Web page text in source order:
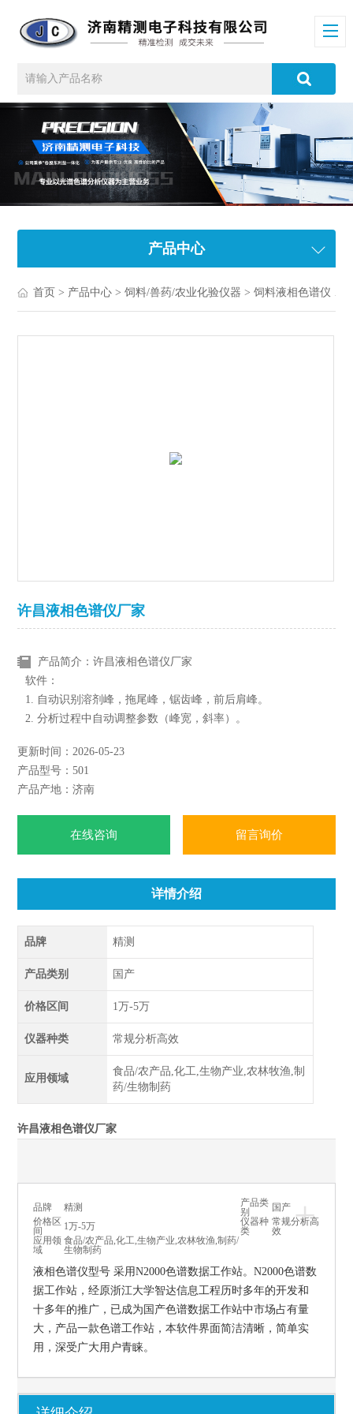
产品中心
首页 > 产品中心 >饲料/兽药/农业化验仪器 >饲料液相色谱仪
许昌液相色谱仪厂家
产品简介：许昌液相色谱仪厂家
软件：
1. 自动识别溶剂峰，拖尾峰，锯齿峰，前后肩峰。
2. 分析过程中自动调整参数（峰宽，斜率）。
4. *的手动积分功能，加减峰，峰基线调整，切割方式调整。
5. 积分灵敏度1微伏•秒，zui小分辨率0.1微伏，zui小峰宽0.1
秒。
更新时间：2026-05-23
产品型号：501
产品产地：济南
在线咨询 留言询价
详情介绍
品牌 精测
产品类别 国产
价格区间 1万-5万
仪器种类 常规分析高效
应用领域
食品/农产品,化工,生物产业,农林牧渔,制
药/生物制药
许昌液相色谱仪厂家
+
品牌 精测
产品类
别
国产
价格区
间
1万-5万
仪器种
类
常规分析高
效
应用领
域
食品/农产品,化工,生物产业,农林牧渔,制药/
生物制药
液相色谱仪型号 采用N2000色谱数据工作站。N2000色谱数
据工作站，经原浙江大学智达信息工程历时多年的开发和
十多年的推广，已成为国产色谱数据工作站中市场占有量
大，产品一款色谱工作站，本软件界面简洁清晰，简单实
用，深受广大用户青睐。